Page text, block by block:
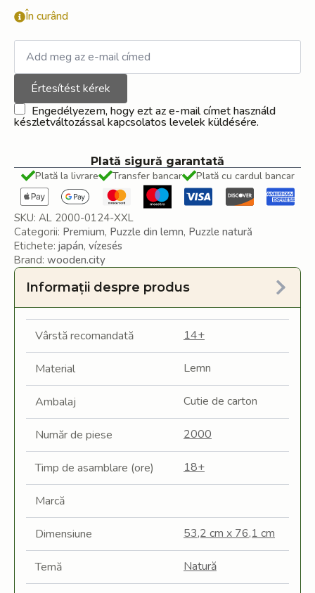
În curând
Értesítést kérek
Engedélyezem, hogy ezt az e-mail címet használd
készletváltozással kapcsolatos levelek küldésére.
Plată sigură garantată
Plată la livrare
Transfer bancar Plată cu cardul bancar
SKU: AL 2000-0124-XXL
Categorii: Premium, Puzzle din lemn, Puzzle natură
Etichete: japán, vízesés
Brand: wooden.city
Informații despre produs
Vârstă recomandată 14+
Material Lemn
Ambalaj Cutie de carton
Număr de piese 2000
Timp de asamblare (ore) 18+
Marcă
Dimensiune 53,2 cm x 76,1 cm
Temă Natură